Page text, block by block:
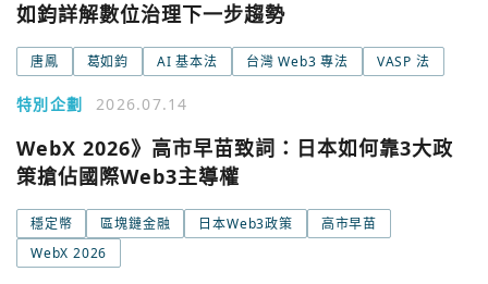
如鈞詳解數位治理下一步趨勢
唐鳳 葛如鈞 AI 基本法 台灣 Web3 專法 VASP 法
特別企劃 2026.07.14
WebX 2026》高市早苗致詞：日本如何靠3大政
策搶佔國際Web3主導權
穩定幣 區塊鏈金融 日本Web3政策
高市早苗
WebX 2026